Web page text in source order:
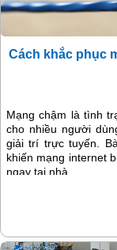
Cách khắc phục
Mạng chậm là tình
cho nhiều người
giải trí trực tuyến.
khiến mạng internet
ngay tại nhà.